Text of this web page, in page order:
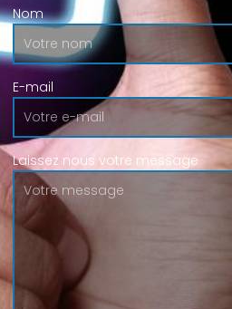
Nom
E-mail
Laissez nous votre message